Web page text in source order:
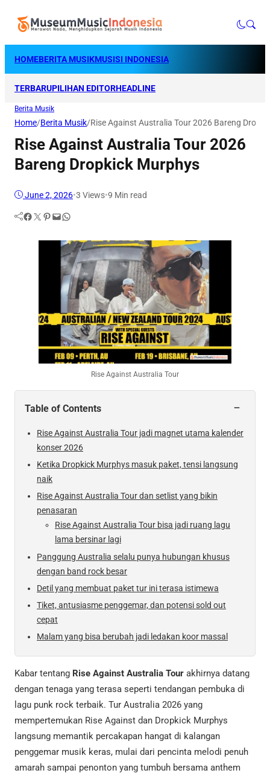
HOMEBERITA MUSIKMUSISI INDONESIA
TERBARUPILIHAN EDITORHEADLINE
Berita Musik
Home/Berita Musik/Rise Against Australia Tour 2026 Bareng
Rise Against Australia Tour 2026
Bareng Dropkick Murphys
June 2, 2026•3 Views•9 Min read
Facebook Twitter Pinterest Mail WhatsApp
Rise Against Australia Tour
Table of Contents −
Rise Against Australia Tour jadi magnet utama kalender
konser 2026
Ketika Dropkick Murphys masuk paket, tensi langsung
naik
Rise Against Australia Tour dan setlist yang bikin
penasaran
Rise Against Australia Tour bisa jadi ruang lagu
lama bersinar lagi
Panggung Australia selalu punya hubungan khusus
dengan band rock besar
Detil yang membuat paket tur ini terasa istimewa
Tiket, antusiasme penggemar, dan potensi sold out
cepat
Malam yang bisa berubah jadi ledakan koor massal
Kabar tentang Rise Against Australia Tour akhirnya datang
dengan tenaga yang terasa seperti tendangan pembuka di
lagu punk rock terbaik. Tur Australia 2026 yang
mempertemukan Rise Against dan Dropkick Murphys
langsung memantik percakapan hangat di kalangan
penggemar musik keras, mulai dari pencinta melodi penuh
amarah sampai penonton yang tumbuh bersama anthem